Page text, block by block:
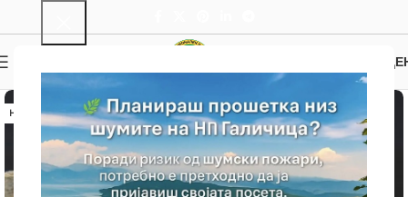
НЕМА ЗАЛИХА